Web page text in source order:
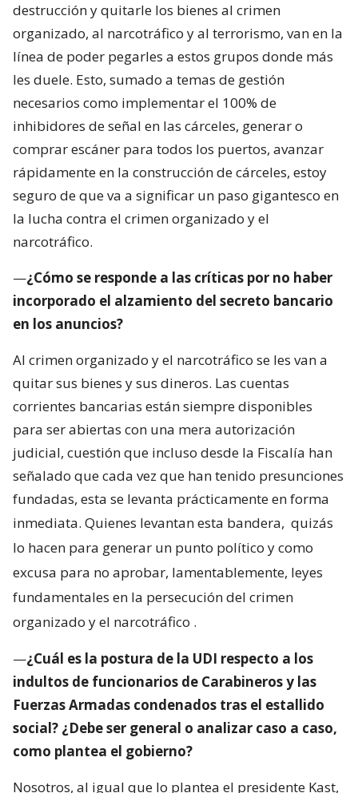
destrucción y quitarle los bienes al crimen
organizado, al narcotráfico y al terrorismo, van en la
línea de poder pegarles a estos grupos donde más
les duele. Esto, sumado a temas de gestión
necesarios como implementar el 100% de
inhibidores de señal en las cárceles, generar o
comprar escáner para todos los puertos, avanzar
rápidamente en la construcción de cárceles, estoy
seguro de que va a significar un paso gigantesco en
la lucha contra el crimen organizado y el
narcotráfico.
—¿Cómo se responde a las críticas por no haber
incorporado el alzamiento del secreto bancario
en los anuncios?
Al crimen organizado y el narcotráfico se les van a
quitar sus bienes y sus dineros. Las cuentas
corrientes bancarias están siempre disponibles
para ser abiertas con una mera autorización
judicial, cuestión que incluso desde la Fiscalía han
señalado que cada vez que han tenido presunciones
fundadas, esta se levanta prácticamente en forma
inmediata. Quienes levantan esta bandera, quizás
lo hacen para generar un punto político y como
excusa para no aprobar, lamentablemente, leyes
fundamentales en la persecución del crimen
organizado y el narcotráfico .
—¿Cuál es la postura de la UDI respecto a los
indultos de funcionarios de Carabineros y las
Fuerzas Armadas condenados tras el estallido
social? ¿Debe ser general o analizar caso a caso,
como plantea el gobierno?
Nosotros, al igual que lo plantea el presidente Kast,